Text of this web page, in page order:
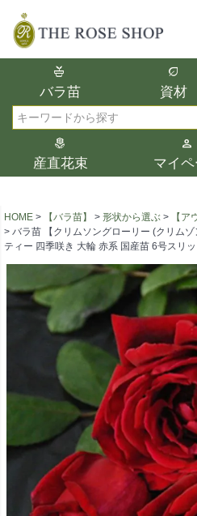
バラ苗 資材
産直花束 マイ
在庫
在庫ありのみ表示
検索
複数の条件を
選択した項目
結果に表示され
タイプ、カラ
択してください
HOME 【バラ苗】 形状から選ぶ
【
バラ苗 【クリムソングローリー (クリム
ティー 四季咲き 大輪 赤系 国産苗 6号スリ